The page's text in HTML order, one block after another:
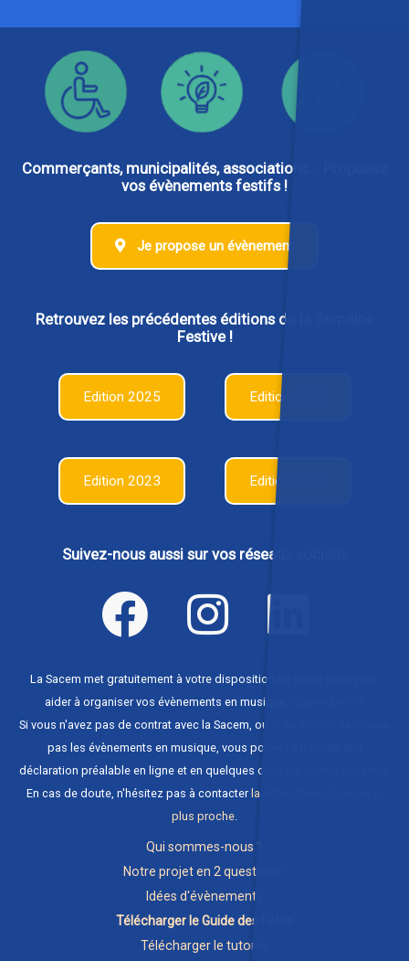
Commerçants, municipalités, associations... Proposez
vos évènements festifs !
Je propose un évènement
Retrouvez les précédentes éditions de la Semaine
Festive !
Edition 2025 Edition 2024
Edition 2023 Edition 2022
Suivez-nous aussi sur vos réseaux sociaux
La Sacem met gratuitement à votre disposition un guide pour vous
aider à organiser vos évènements en musique,
Si vous n'avez pas de contrat avec la Sacem, ou si ce contrat ne couvre
pas les évènements en musique, vous pouvez effectuer une
déclaration préalable en ligne et en quelques clics sur
En cas de doute, n'hésitez pas à contacter la délégation régionale la
plus proche
Qui sommes-nous ?
Notre projet en 2 questions !
Idées d'évènements
Télécharger le Guide des Fêtes
Télécharger le tutoriel